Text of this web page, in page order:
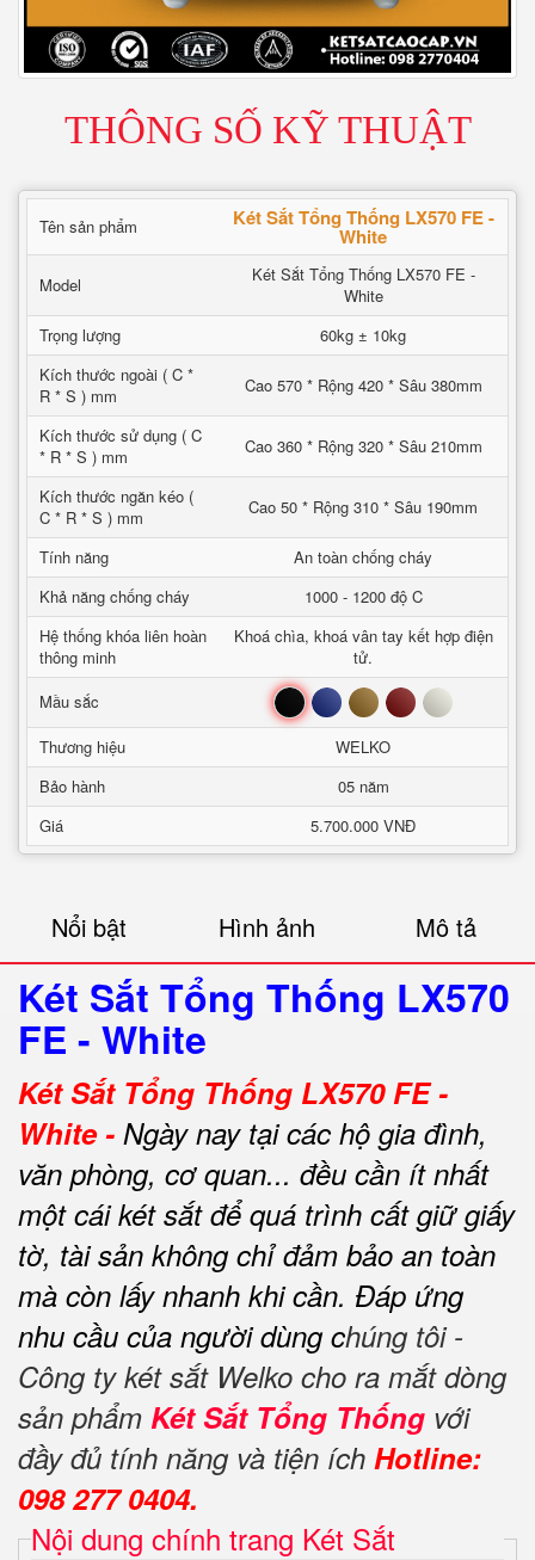
THÔNG SỐ KỸ THUẬT
Tên sản phẩm Két Sắt Tổng Thống LX570 FE -
White
Model
Két Sắt Tổng Thống LX570 FE -
White
Trọng lượng
60kg ± 10kg
Kích thước ngoài ( C *
R * S ) mm
Cao 570 * Rộng 420 * Sâu 380mm
Kích thước sử dụng ( C
* R * S ) mm
Cao 360 * Rộng 320 * Sâu 210mm
Kích thước ngăn kéo (
C * R * S ) mm
Cao 50 * Rộng 310 * Sâu 190mm
Tính năng
An toàn chống cháy
Khả năng chống cháy
1000 - 1200 độ C
Hệ thống khóa liên hoàn
thông minh
Khoá chìa, khoá vân tay kết hợp điện
tử.
Mầu sắc
Đen Xanh Nâu Đỏ Trắng
Thương hiệu
WELKO
Bảo hành
05 năm
Giá
5.700.000 VNĐ
Nổi bật Hình ảnh Mô tả
Két Sắt Tổng Thống LX570
FE - White
Két Sắt Tổng Thống LX570 FE -
White - Ngày nay tại các hộ gia đình,
văn phòng, cơ quan... đều cần ít nhất
một cái két sắt để quá trình cất giữ giấy
tờ, tài sản không chỉ đảm bảo an toàn
mà còn lấy nhanh khi cần. Đáp ứng
nhu cầu của người dùng chúng tôi -
Công ty két sắt Welko cho ra mắt dòng
sản phẩm Két Sắt Tổng Thống với
đầy đủ tính năng và tiện ích Hotline:
098 277 0404.
Nội dung chính trang Két Sắt